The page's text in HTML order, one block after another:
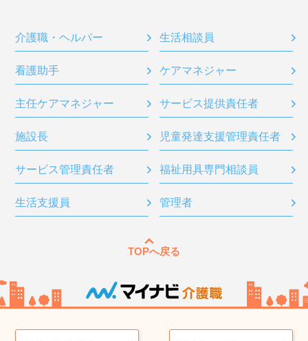
介護職・ヘルパー 生活相談員
看護助手 ケアマネジャー
主任ケアマネジャー サービス提供責任者
施設長 児童発達支援管理責任者
サービス管理責任者 福祉用具専門相談員
生活支援員 管理者
TOPへ戻る